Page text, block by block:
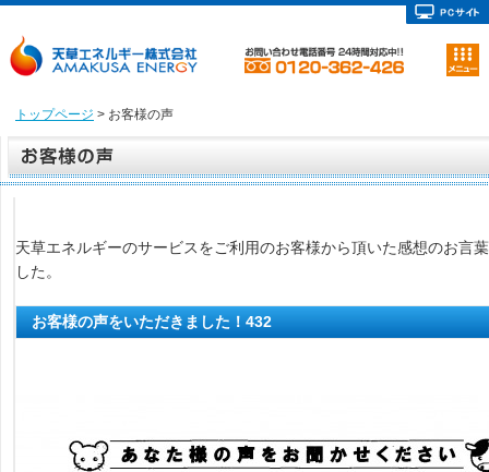
トップページ > お客様の声
天草エネルギーのサービスをご利用のお客様から頂いた感想のお言
した。
お客様の声をいただきました！432